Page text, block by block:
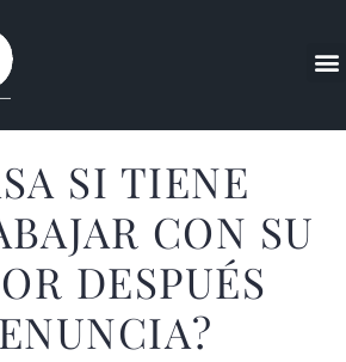
SI TIENE
CON SU
DESPUÉS